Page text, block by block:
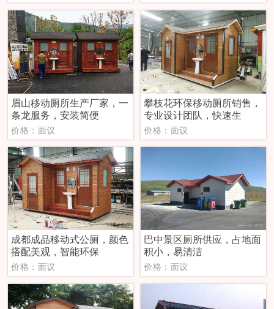
眉山移动厕所生产厂家，一
条龙服务，安装简便
价格：面议
攀枝花环保移动厕所销售，
专业设计团队，快速生
价格：面议
成都成品移动式公厕，颜色
搭配美观，智能环保
价格：面议
巴中景区厕所供应，占地面
积小，易清洁
价格：面议